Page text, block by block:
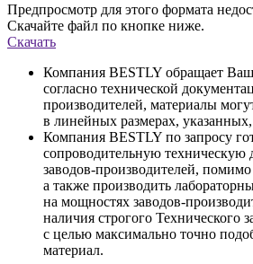
Предпросмотр для этого формата
Скачайте файл по кнопке ниже.
Скачать
Компания BESTLY обращает
согласно технической
производителей, материалы
в линейных размерах,
Компания BESTLY по запросу
сопроводительную техническую
заводов-производителей,
а также производить
на мощностях заводов-
наличия строгого Технического
с целью максимально точно
материал.